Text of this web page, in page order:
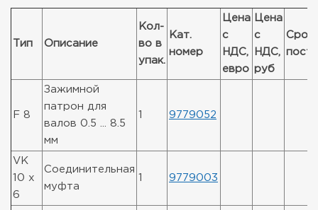
Тип Описание
Кол-
во в
упак.
Кат.
номер
Цена
с
НДС,
евро
Цена
с
НДС,
руб
Срок
F 8
Зажимной
патрон для
валов 0.5 ... 8.5
мм
9779052
VK
10 x
6
Соединительная
муфта
9779003